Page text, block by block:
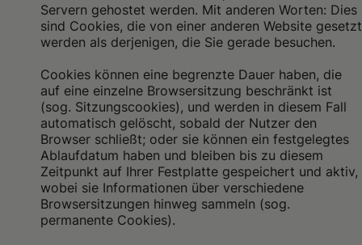
Servern gehostet werden. Mit anderen Worten: Dies
sind Cookies, die von einer anderen Website gesetzt
werden als derjenigen, die Sie gerade besuchen.
Cookies können eine begrenzte Dauer haben, die
auf eine einzelne Browsersitzung beschränkt ist
(sog. Sitzungscookies), und werden in diesem Fall
automatisch gelöscht, sobald der Nutzer den
Browser schließt; oder sie können ein festgelegtes
Ablaufdatum haben und bleiben bis zu diesem
Zeitpunkt auf Ihrer Festplatte gespeichert und aktiv,
wobei sie Informationen über verschiedene
Browsersitzungen hinweg sammeln (sog.
permanente Cookies).